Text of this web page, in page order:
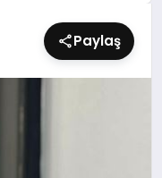
Paylaş